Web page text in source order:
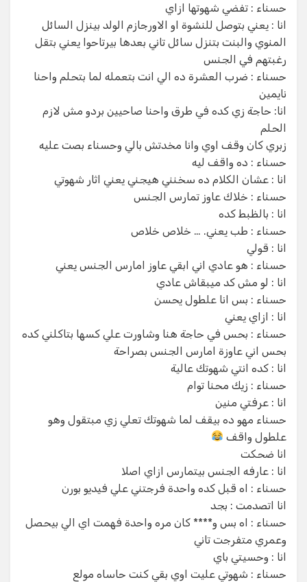
‏حسناء : تفضي شهوتها ازاي
‏انا : يعني بتوصل للنشوة او الاورجازم الولد بينزل السائل
المنوي والبنت بتنزل سائل تاني بعدها بيرتاحوا يعني بتقل
رغبتهم في الجنس
‏حسناء : ضرب العشرة ده الي انت بتعمله لما بتحلم واحنا
نايمين
‏انا: حاجة زي كده في طرق واحنا صاحيين بردو مش لازم
الحلم
‏زبري كان وقف اوي وانا مخدتش بالي وحسناء بصت عليه
‏حسناء : ده واقف ليه
‏انا : عشان الكلام ده سخنني هيجني يعني اثار شهوتي
‏حسناء : خلاك عاوز تمارس الجنس
‏انا : بالظبط كده
‏حسناء : طب يعني. … خلاص خلاص
‏انا : قولي
‏حسناء : هو عادي اني ابقي عاوز امارس الجنس يعني
‏انا : لو مش كد ميبقاش عادي
‏حسناء : بس انا علطول يحسن
‏انا : ازاي يعني
‏حسناء : بحس في حاجة هنا وشاورت علي كسها بتاكلني كده
بحس اني عاوزة امارس الجنس بصراحة
‏انا : كده انتي شهوتك عالية
‏حسناء : زيك محنا توام
‏انا : عرفتي منين
‏حسناء مهو ده بيقف لما شهوتك تعلي زي مبتقول وهو
علطول واقف
‏انا ضحكت
انا : عارفه الجنس بيتمارس ازاي اصلا
حسناء : اه قبل كده واحدة فرجتني علي فيديو بورن
‏انا اتصدمت : بجد
‏حسناء : اه بس و**** كان مره واحدة فهمت اي الي بيحصل
وعمري متفرجت تاني
‏انا : وحسيتي باي
‏حسناء : شهوتي عليت اوي بقي كنت حاساه مولع